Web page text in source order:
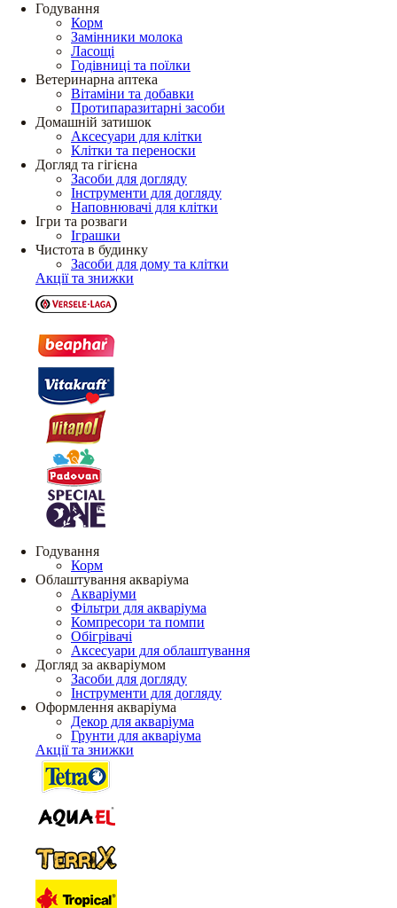
Годування
Корм
Замінники молока
Ласощі
Годівниці та поїлки
Ветеринарна аптека
Вітаміни та добавки
Протипаразитарні засоби
Домашній затишок
Аксесуари для клітки
Клітки та переноски
Догляд та гігієна
Засоби для догляду
Інструменти для догляду
Наповнювачі для клітки
Ігри та розваги
Іграшки
Чистота в будинку
Засоби для дому та клітки
Акції та знижки
Годування
Корм
Облаштування акваріума
Акваріуми
Фільтри для акваріума
Компресори та помпи
Обігрівачі
Аксесуари для облаштування
Догляд за акваріумом
Засоби для догляду
Інструменти для догляду
Оформлення акваріума
Декор для акваріума
Грунти для акваріума
Акції та знижки